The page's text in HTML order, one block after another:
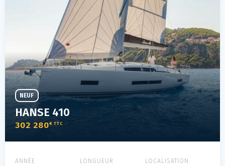
HANSE 410
302 280€ TTC
NEUF
ANNÉE LONGUEUR LOCALISATION